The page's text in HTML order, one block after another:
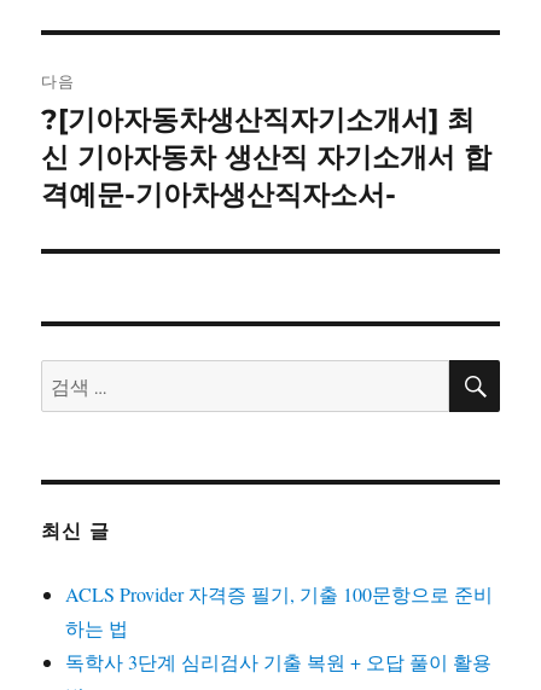
게
이
션
다음
다
음
글:
?[기아자동차생산직자기소개서] 최
신 기아자동차 생산직 자기소개서 합
격예문-기아차생산직자소서-
검
색:
검
최신 글
ACLS Provider 자격증 필기, 기출 100문항으로 준비
하는 법
독학사 3단계 심리검사 기출 복원 + 오답 풀이 활용